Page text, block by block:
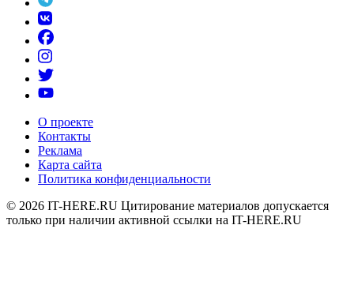
О проекте
Контакты
Реклама
Карта сайта
Политика конфиденциальности
© 2026 IT-HERE.RU Цитирование материалов допускается
только при наличии активной ссылки на IT-HERE.RU